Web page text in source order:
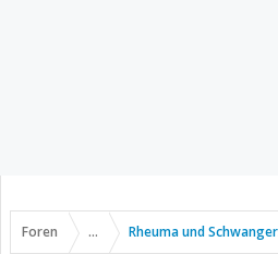
Foren ... Rheuma und